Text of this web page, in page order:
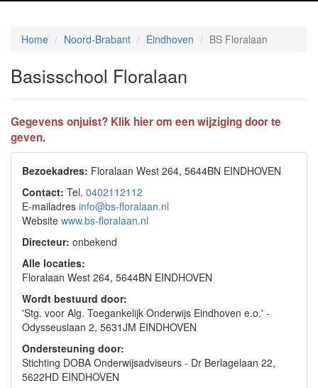
Home Noord-Brabant Eindhoven BS Floralaan
Basisschool Floralaan
Gegevens onjuist? Klik hier om een wijziging door te
geven.
Bezoekadres: Floralaan West 264, 5644BN EINDHOVEN
Contact: Tel. 0402112112
E-mailadres info@bs-floralaan.nl
Website www.bs-floralaan.nl
Directeur: onbekend
Alle locaties:
Floralaan West 264, 5644BN EINDHOVEN
Wordt bestuurd door:
'Stg. voor Alg. Toegankelijk Onderwijs Eindhoven e.o.' -
Odysseuslaan 2, 5631JM EINDHOVEN
Ondersteuning door:
Stichting DOBA Onderwijsadviseurs - Dr Berlagelaan 22,
5622HD EINDHOVEN